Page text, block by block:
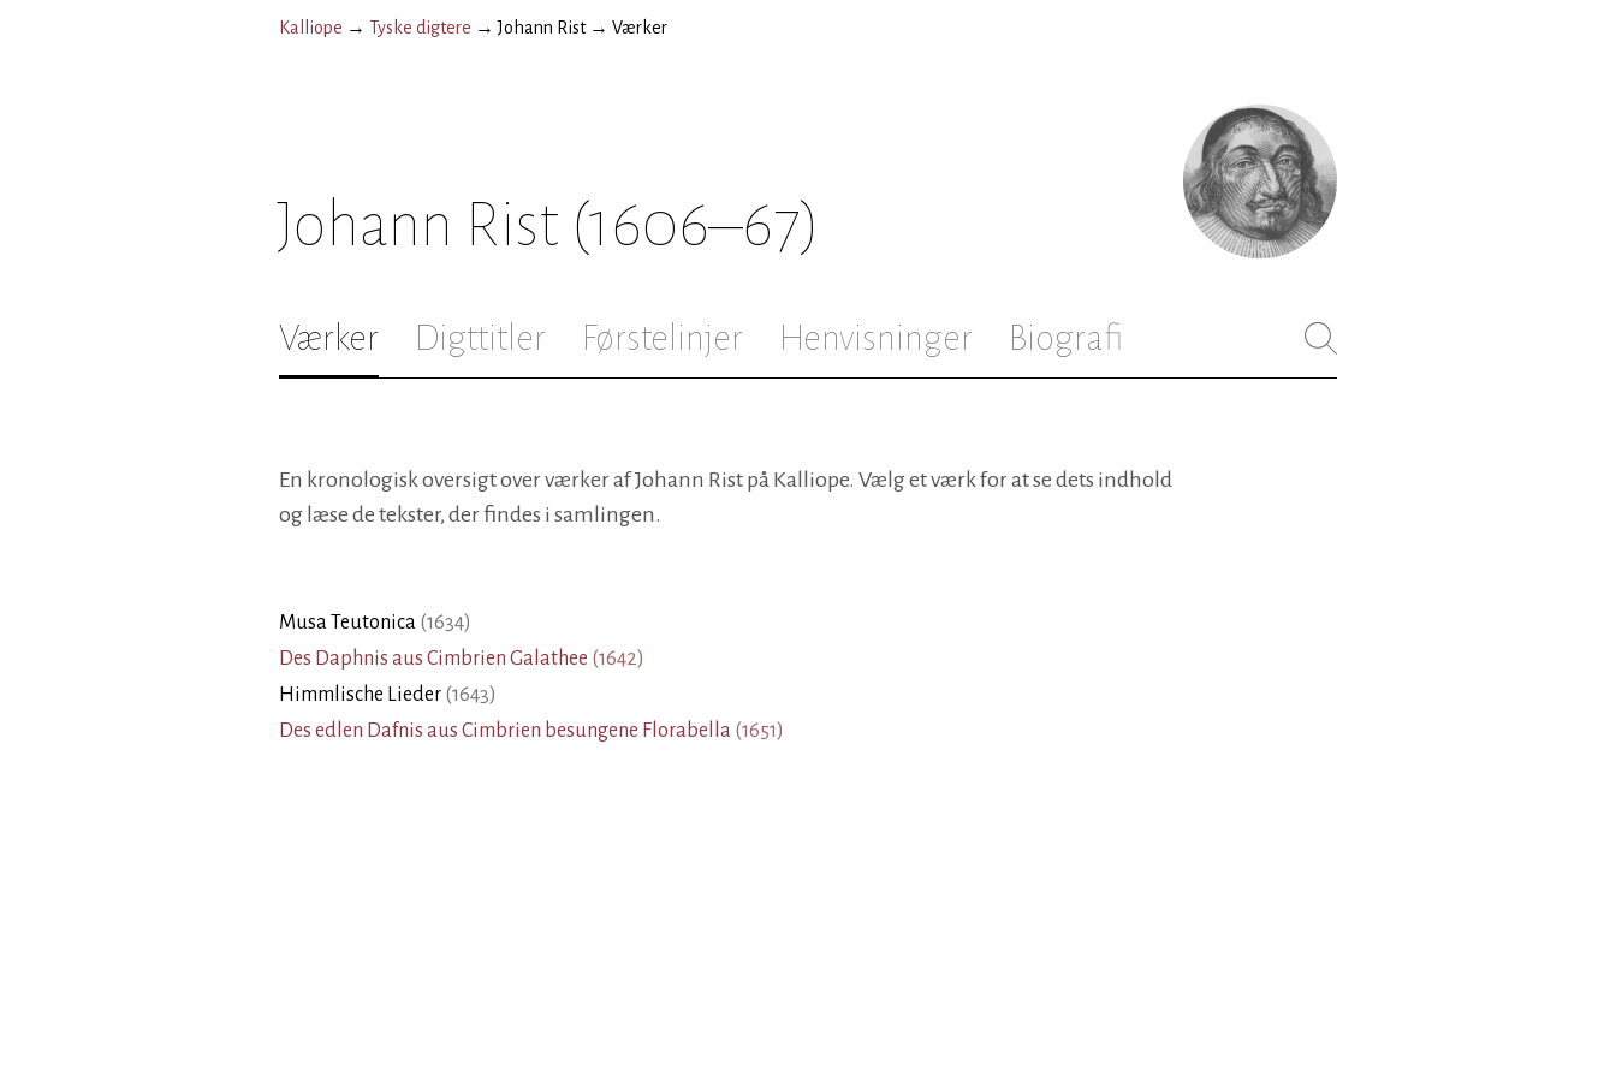
Kalliope → Tyske digtere →Johann Rist→ Værker
Johann Rist (1606–67)
Værker Digttitler Førstelinjer Henvisninger Biografi
En kronologisk oversigt over værker af Johann Rist på Kalliope. Vælg et værk for at se dets indhold
og læse de tekster, der findes i samlingen.
Musa Teutonica (1634)
Des Daphnis aus Cimbrien Galathee (1642)
Himmlische Lieder (1643)
Des edlen Dafnis aus Cimbrien besungene Florabella (1651)